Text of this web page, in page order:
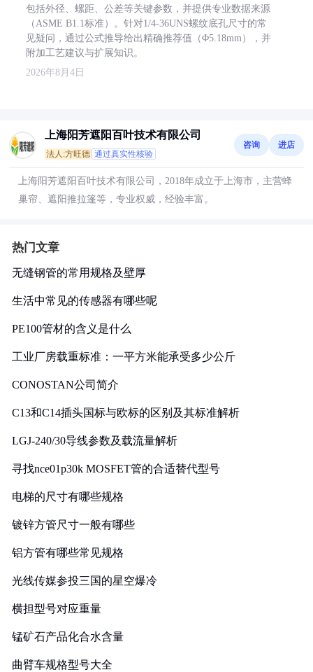
包括外径、螺距、公差等关键参数，并提供专业数据来源
（ASME B1.1标准）。针对1/4-36UNS螺纹底孔尺寸的常
见疑问，通过公式推导给出精确推荐值（Φ5.18mm），并
附加工艺建议与扩展知识。
2026年8月4日
上海阳芳遮阳百叶技术有限公司
法人:方旺德 通过真实性核验
咨询 进店
上海阳芳遮阳百叶技术有限公司，2018年成立于上海市，主营蜂
巢帘、遮阳推拉篷等，专业权威，经验丰富。
热门文章
无缝钢管的常用规格及壁厚
生活中常见的传感器有哪些呢
PE100管材的含义是什么
工业厂房载重标准：一平方米能承受多少公斤
CONOSTAN公司简介
C13和C14插头国标与欧标的区别及其标准解析
LGJ-240/30导线参数及载流量解析
寻找nce01p30k MOSFET管的合适替代型号
电梯的尺寸有哪些规格
镀锌方管尺寸一般有哪些
铝方管有哪些常见规格
光线传媒参投三国的星空爆冷
横担型号对应重量
锰矿石产品化合水含量
曲臂车规格型号大全